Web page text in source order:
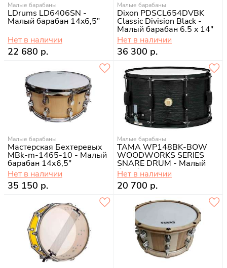
Малые барабаны
LDrums LD6406SN -
Малый барабан 14x6,5"
Нет в наличии
22 680 р.
Малые барабаны
Dixon PDSCL654DVBK
Classic Division Black -
Малый барабан 6.5 x 14"
Нет в наличии
36 300 р.
Малые барабаны
Мастерская Бехтеревых
MBk-m-1465-10 - Малый
барабан 14х6,5"
Нет в наличии
35 150 р.
Малые барабаны
TAMA WP148BK-BOW
WOODWORKS SERIES
SNARE DRUM - Малый
барабан, тополь
Нет в наличии
20 700 р.